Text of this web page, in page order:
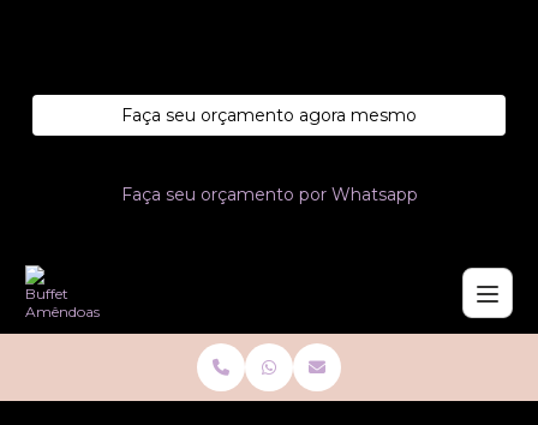
Faça seu orçamento agora mesmo
Faça seu orçamento por Whatsapp